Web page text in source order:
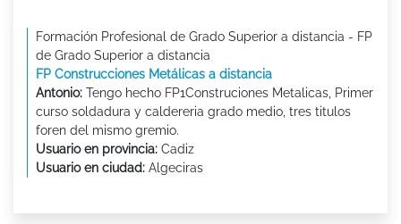
Formación Profesional de Grado Superior a distancia - FP
de Grado Superior a distancia
FP Construcciones Metálicas a distancia
Antonio: Tengo hecho FP1Construciones Metalicas, Primer
curso soldadura y caldereria grado medio, tres titulos
foren del mismo gremio.
Usuario en provincia: Cadiz
Usuario en ciudad: Algeciras